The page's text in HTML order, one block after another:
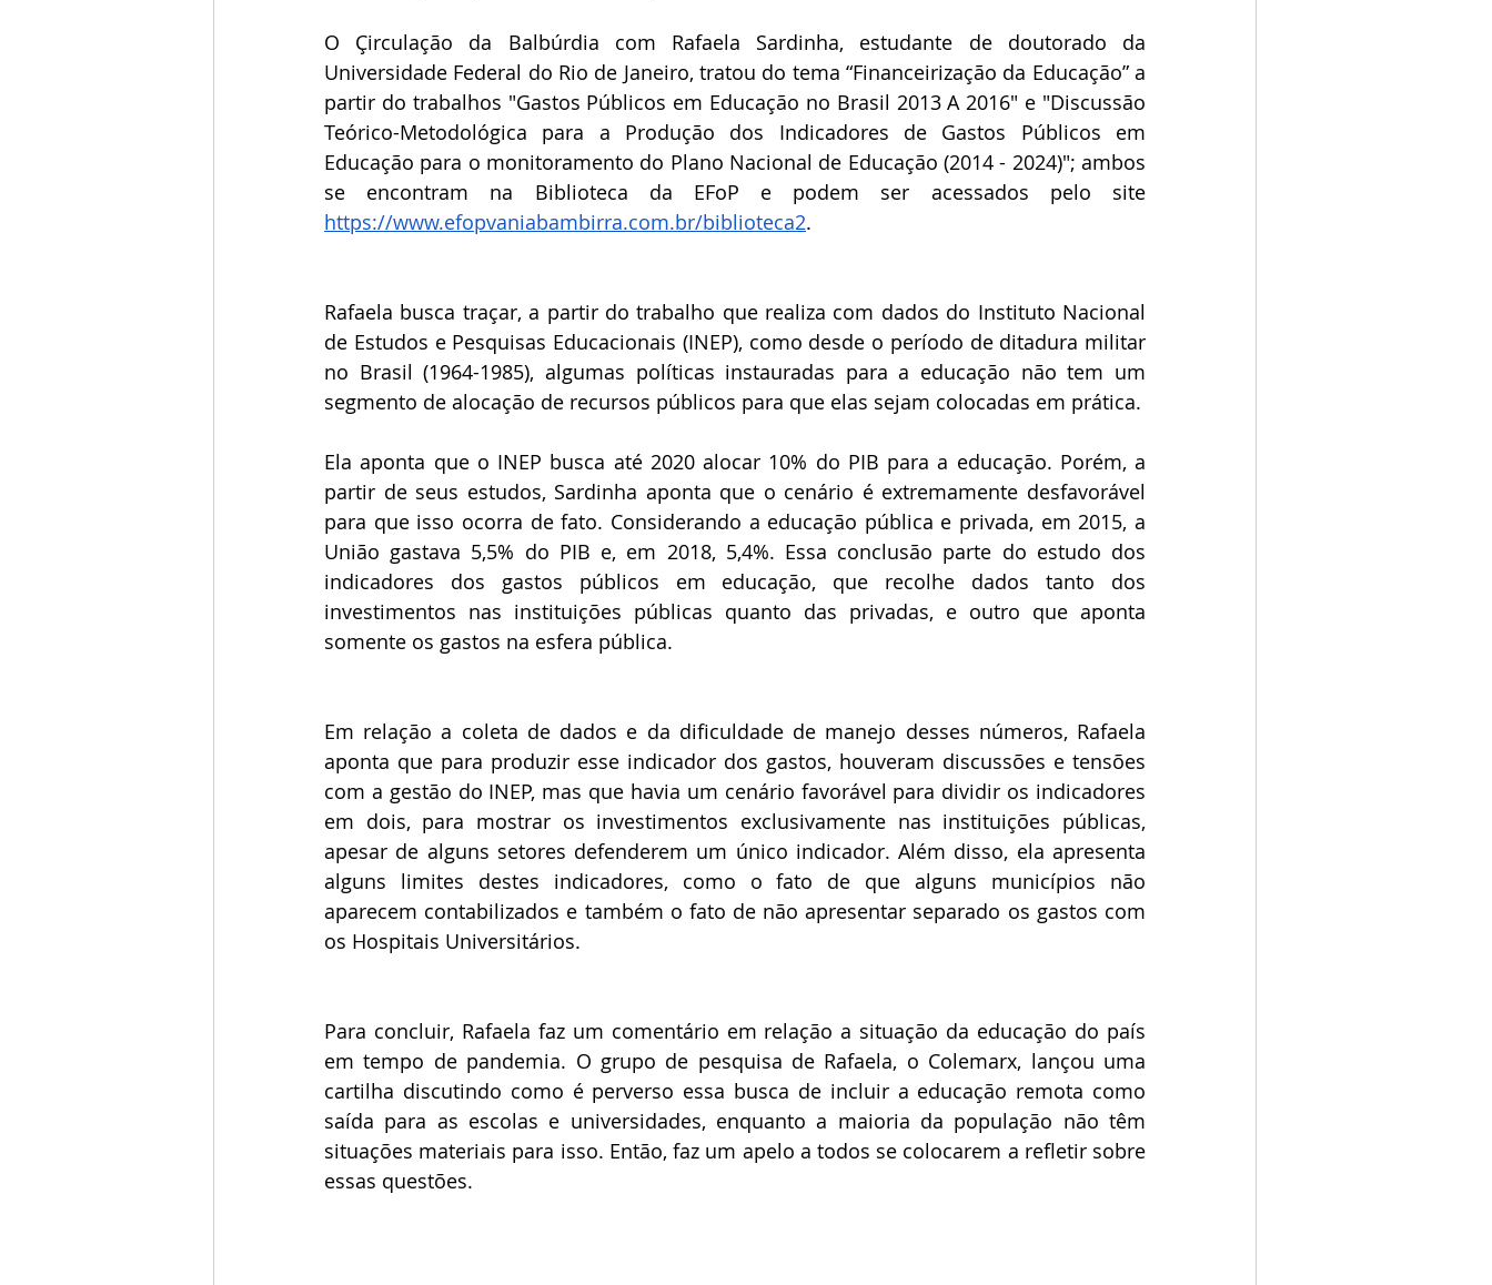
O Çirculação da Balbúrdia com Rafaela Sardinha, estudante de doutorado da
Universidade Federal do Rio de Janeiro, tratou do tema “Financeirização da Educação” a
partir do trabalhos "Gastos Públicos em Educação no Brasil 2013 A 2016" e "Discussão
Teórico-Metodológica para a Produção dos Indicadores de Gastos Públicos em
Educação para o monitoramento do Plano Nacional de Educação (2014 - 2024)"; ambos
https://www.efopvaniabambirra.com.br/biblioteca2.
Rafaela busca traçar, a partir do trabalho que realiza com dados do Instituto Nacional
de Estudos e Pesquisas Educacionais (INEP), como desde o período de ditadura militar
no Brasil (1964-1985), algumas políticas instauradas para a educação não tem um
segmento de alocação de recursos públicos para que elas sejam colocadas em prática.
Ela aponta que o INEP busca até 2020 alocar 10% do PIB para a educação. Porém, a
partir de seus estudos, Sardinha aponta que o cenário é extremamente desfavorável
para que isso ocorra de fato. Considerando a educação pública e privada, em 2015, a
União gastava 5,5% do PIB e, em 2018, 5,4%. Essa conclusão parte do estudo dos
indicadores dos gastos públicos em educação, que recolhe dados tanto dos
investimentos nas instituições públicas quanto das privadas, e outro que aponta
somente os gastos na esfera pública.
Em relação a coleta de dados e da dificuldade de manejo desses números, Rafaela
aponta que para produzir esse indicador dos gastos, houveram discussões e tensões
com a gestão do INEP, mas que havia um cenário favorável para dividir os indicadores
em dois, para mostrar os investimentos exclusivamente nas instituições públicas,
apesar de alguns setores defenderem um único indicador. Além disso, ela apresenta
alguns limites destes indicadores, como o fato de que alguns municípios não
aparecem contabilizados e também o fato de não apresentar separado os gastos com
os Hospitais Universitários.
Para concluir, Rafaela faz um comentário em relação a situação da educação do país
em tempo de pandemia. O grupo de pesquisa de Rafaela, o Colemarx, lançou uma
cartilha discutindo como é perverso essa busca de incluir a educação remota como
saída para as escolas e universidades, enquanto a maioria da população não têm
situações materiais para isso. Então, faz um apelo a todos se colocarem a refletir sobre
essas questões.